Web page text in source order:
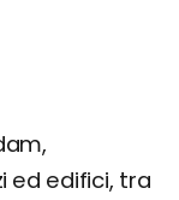
ed edifici, tra